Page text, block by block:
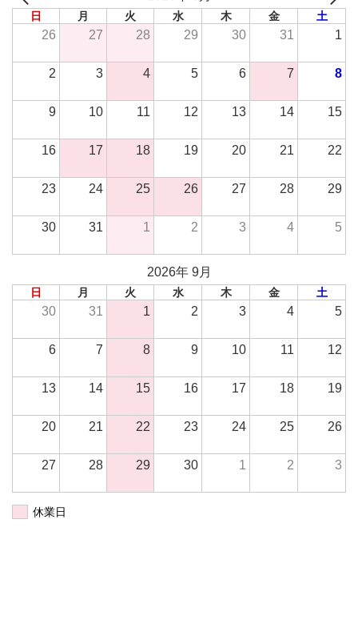
日 月 火 水 木 金 土
26 27 28 29 30 31 1
2 3 4 5 6 7 8
9 10 11 12 13 14 15
16 17 18 19 20 21 22
23 24 25 26 27 28 29
30 31 1 2 3 4 5
2026年 9月
日 月 火 水 木 金 土
30 31 1 2 3 4 5
6 7 8 9 10 11 12
13 14 15 16 17 18 19
20 21 22 23 24 25 26
27 28 29 30 1 2 3
休業日